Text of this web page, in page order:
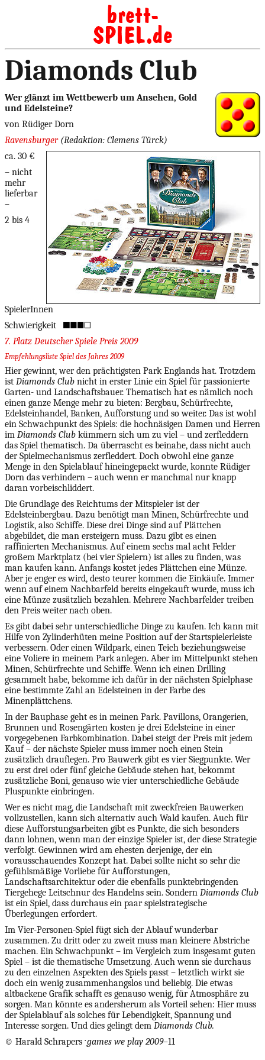
Diamonds Club
Wer glänzt im Wettbewerb um Ansehen, Gold
und Edelsteine?
von Rüdiger Dorn
Ravensburger (Redaktion: Clemens Türck)
ca. 30 €
– nicht
mehr
lieferbar
–
2 bis 4
SpielerInnen
Schwierigkeit
7. Platz Deutscher Spiele Preis 2009
Empfehlungsliste Spiel des Jahres 2009
Hier gewinnt, wer den prächtigsten Park Englands hat. Trotzdem
ist Diamonds Club nicht in erster Linie ein Spiel für passionierte
Garten- und Landschaftsbauer. Thematisch hat es nämlich noch
einen ganze Menge mehr zu bieten: Bergbau, Schürfrechte,
Edelsteinhandel, Banken, Aufforstung und so weiter. Das ist wohl
ein Schwachpunkt des Spiels: die hochnäsigen Damen und Herren
im Diamonds Club kümmern sich um zu viel – und zerfleddern
das Spiel thematisch. Da überrascht es beinahe, dass nicht auch
der Spielmechanismus zerfleddert. Doch obwohl eine ganze
Menge in den Spielablauf hineingepackt wurde, konnte Rüdiger
Dorn das verhindern – auch wenn er manchmal nur knapp
daran vorbeischliddert.
Die Grundlage des Reichtums der Mitspieler ist der
Edelsteinbergbau. Dazu benötigt man Minen, Schürfrechte und
Logistik, also Schiffe. Diese drei Dinge sind auf Plättchen
abgebildet, die man ersteigern muss. Dazu gibt es einen
raffinierten Mechanismus. Auf einem sechs mal acht Felder
großem Marktplatz (bei vier Spielern) ist alles zu finden, was
man kaufen kann. Anfangs kostet jedes Plättchen eine Münze.
Aber je enger es wird, desto teurer kommen die Einkäufe. Immer
wenn auf einem Nachbarfeld bereits eingekauft wurde, muss ich
eine Münze zusätzlich bezahlen. Mehrere Nachbarfelder treiben
den Preis weiter nach oben.
Es gibt dabei sehr unterschiedliche Dinge zu kaufen. Ich kann mit
Hilfe von Zylinderhüten meine Position auf der Startspielerleiste
verbessern. Oder einen Wildpark, einen Teich beziehungsweise
eine Voliere in meinem Park anlegen. Aber im Mittelpunkt stehen
Minen, Schürfrechte und Schiffe. Wenn ich einen Drilling
gesammelt habe, bekomme ich dafür in der nächsten Spielphase
eine bestimmte Zahl an Edelsteinen in der Farbe des
Minenplättchens.
In der Bauphase geht es in meinen Park. Pavillons, Orangerien,
Brunnen und Rosengärten kosten je drei Edelsteine in einer
vorgegebenen Farbkombination. Dabei steigt der Preis mit jedem
Kauf – der nächste Spieler muss immer noch einen Stein
zusätzlich drauflegen. Pro Bauwerk gibt es vier Siegpunkte. Wer
zu erst drei oder fünf gleiche Gebäude stehen hat, bekommt
zusätzliche Boni, genauso wie vier unterschiedliche Gebäude
Pluspunkte einbringen.
Wer es nicht mag, die Landschaft mit zweckfreien Bauwerken
vollzustellen, kann sich alternativ auch Wald kaufen. Auch für
diese Aufforstungsarbeiten gibt es Punkte, die sich besonders
dann lohnen, wenn man der einzige Spieler ist, der diese Strategie
verfolgt. Gewinnen wird am ehesten derjenige, der ein
vorausschauendes Konzept hat. Dabei sollte nicht so sehr die
gefühlsmäßige Vorliebe für Aufforstungen,
Landschaftsarchitektur oder die ebenfalls punktebringenden
Tiergehege Leitschnur des Handelns sein. Sondern Diamonds Club
ist ein Spiel, dass durchaus ein paar spielstrategische
Überlegungen erfordert.
Im Vier-Personen-Spiel fügt sich der Ablauf wunderbar
zusammen. Zu dritt oder zu zweit muss man kleinere Abstriche
machen. Ein Schwachpunkt – im Vergleich zum insgesamt guten
Spiel – ist die thematische Umsetzung. Auch wenn sie durchaus
zu den einzelnen Aspekten des Spiels passt – letztlich wirkt sie
doch ein wenig zusammenhangslos und beliebig. Die etwas
altbackene Grafik schafft es genauso wenig, für Atmosphäre zu
sorgen. Man könnte es andersherum als Vorteil sehen: Hier muss
der Spielablauf als solches für Lebendigkeit, Spannung und
Interesse sorgen. Und dies gelingt dem Diamonds Club.
© Harald Schrapers · games we play 2009–11